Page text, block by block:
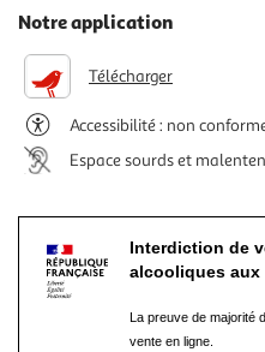
Notre application
Télécharger
Accessibilité : non
Espace sourds et
Interdiction de
alcooliques aux
La preuve de majorité
vente en ligne.